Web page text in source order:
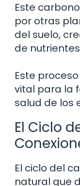
Este
por otras
del suelo,
de
Este
vital para la
salud de los
El Ciclo
El ciclo del
natural que